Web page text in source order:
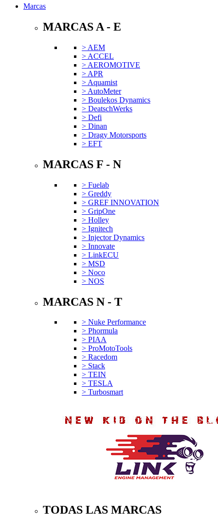
Marcas
MARCAS A - E
> AEM
> ACCEL
> AEROMOTIVE
> APR
> Aquamist
> AutoMeter
> Boulekos Dynamics
> DeatschWerks
> Defi
> Dinan
> Dragy Motorsports
> EFT
MARCAS F - N
> Fuelab
> Greddy
> GREF INNOVATION
> GripOne
> Holley
> Ignitech
> Injector Dynamics
> Innovate
> LinkECU
> MSD
> Noco
> NOS
MARCAS N - T
> Nuke Performance
> Phormula
> PIAA
> ProMotoTools
> Racedom
> Stack
> TEIN
> TESLA
> Turbosmart
TODAS LAS MARCAS